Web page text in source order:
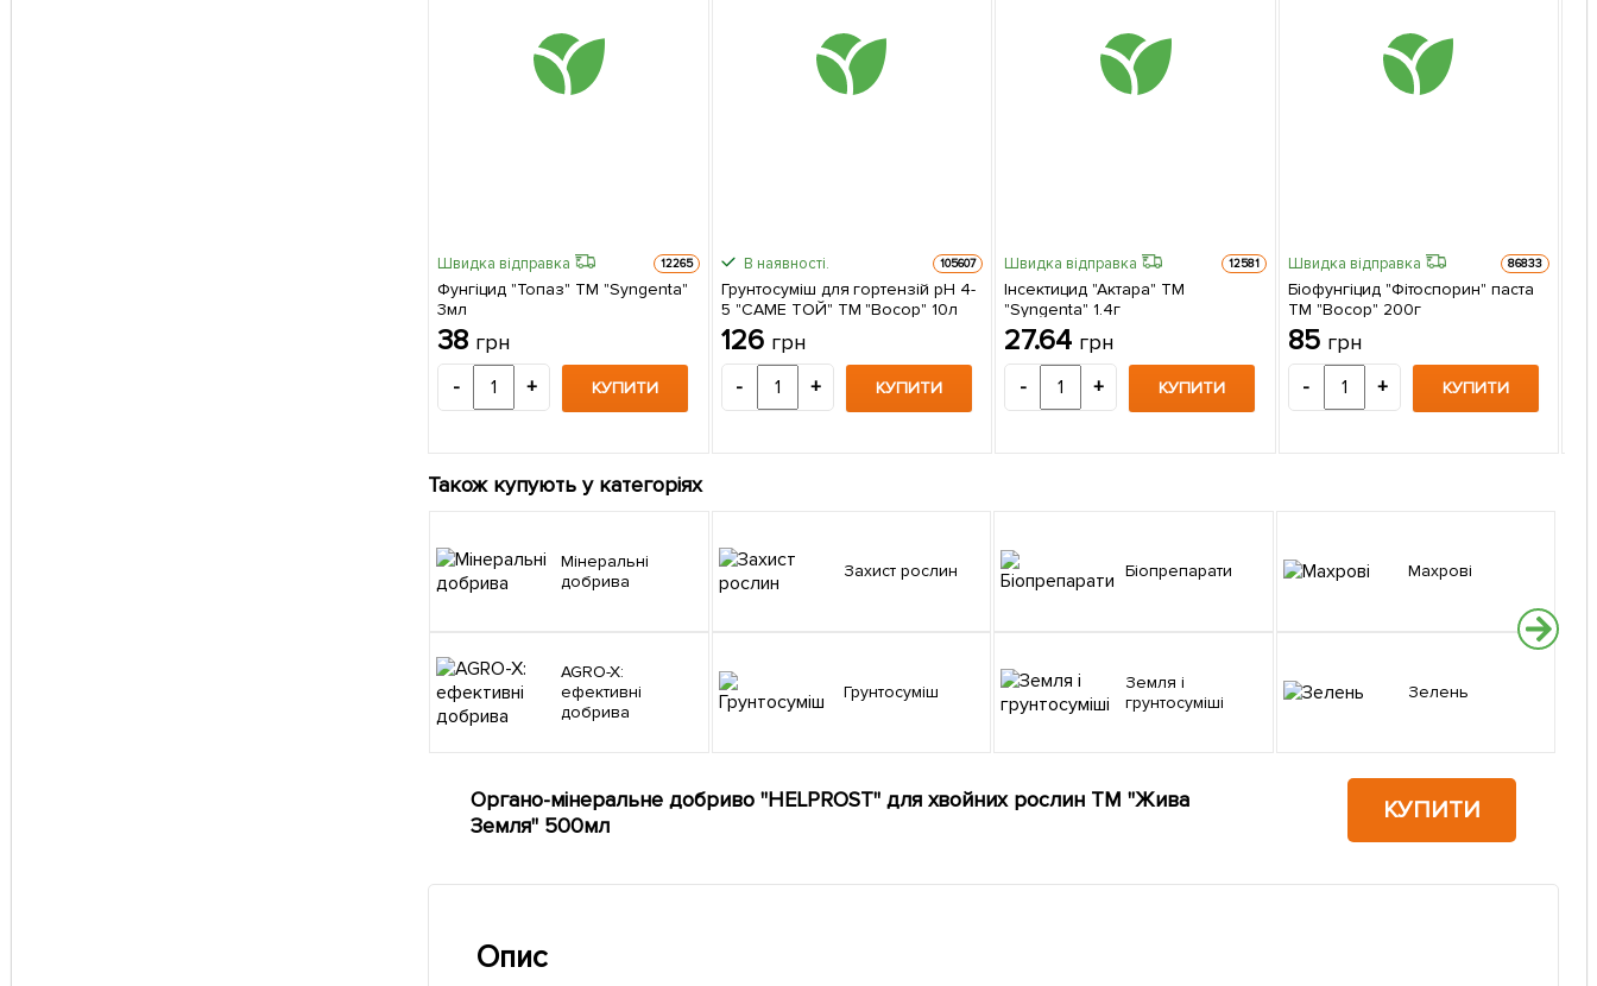
Швидка відправка 12265
Фунгіцид "Топаз" ТМ "Syngenta"
3мл
38 грн
- + КУПИТИ
В наявності. 105607
Грунтосуміш для гортензій pH 4-
5 "САМЕ ТОЙ" ТМ "Восор" 10л
126 грн
- + КУПИТИ
Швидка відправка 12581
Інсектицид "Актара" ТМ
"Syngenta" 1.4г
27.64 грн
- + КУПИТИ
Швидка відправка 86833
Біофунгіцид "Фітоспорин" паста
ТМ "Восор" 200г
85 грн
- + КУПИТИ
Також купують у категоріях
Мінеральні
добрива
AGRO-X:
ефективні
добрива
Захист рослин
Грунтосуміш
Біопрепарати
Земля і
грунтосуміші
Махрові
Зелень
Органо-мінеральне добриво "HELPROST" для хвойних рослин ТМ "Жива
Земля" 500мл
КУПИТИ
Опис